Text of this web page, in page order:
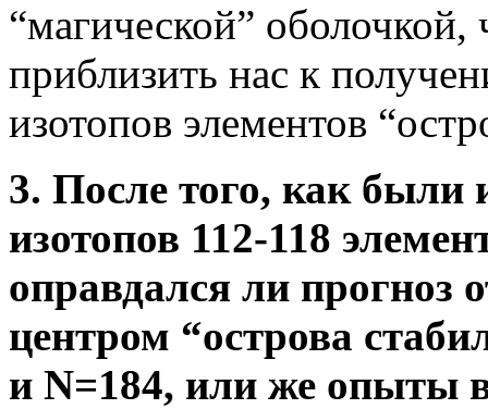
“магической”
приблизить нас к
изотопов элементов
3. После того, как были
изотопов 112-118
оправдался ли прогноз
центром “острова
и N=184, или же опыты